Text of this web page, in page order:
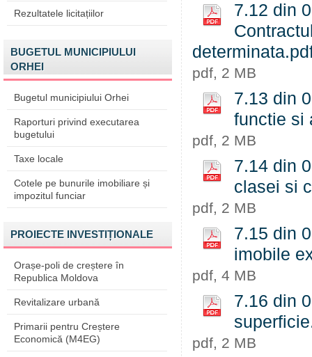
Rezultatele licitațiilor
BUGETUL MUNICIPIULUI
ORHEI
Bugetul municipiului Orhei
Raporturi privind executarea
bugetului
Taxe locale
Cotele pe bunurile imobiliare și
impozitul funciar
PROIECTE INVESTIȚIONALE
Orașe-poli de creștere în
Republica Moldova
Revitalizare urbană
Primarii pentru Creștere
Economică (M4EG)
7.12 din
pdf, 2 MB
7.13 din
functie si
pdf, 2 MB
7.14 din
clasei si
pdf, 2 MB
7.15 din
imobile
pdf, 4 MB
7.16 din
pdf, 2 MB